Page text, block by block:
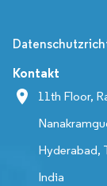
Kontakt
11th Floor,
Hyderabad,
India